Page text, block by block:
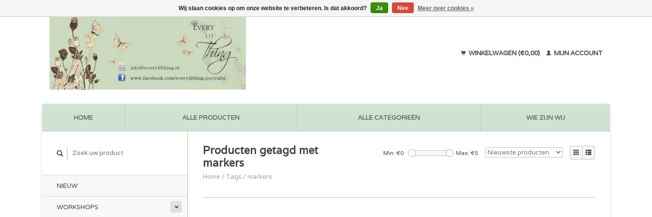
WINKELWAGEN (€0,00) MIJN ACCOUNT
HOME ALLE PRODUCTEN ALLE CATEGORIEËN WIE ZIJN WIJ
NIEUW
WORKSHOPS
Producten getagd met
markers
Home / Tags / markers
Min: €0 Max: €5
Wij slaan cookies op om onze website te verbeteren. Is dat akkoord? Ja Nee Meer over cookies »